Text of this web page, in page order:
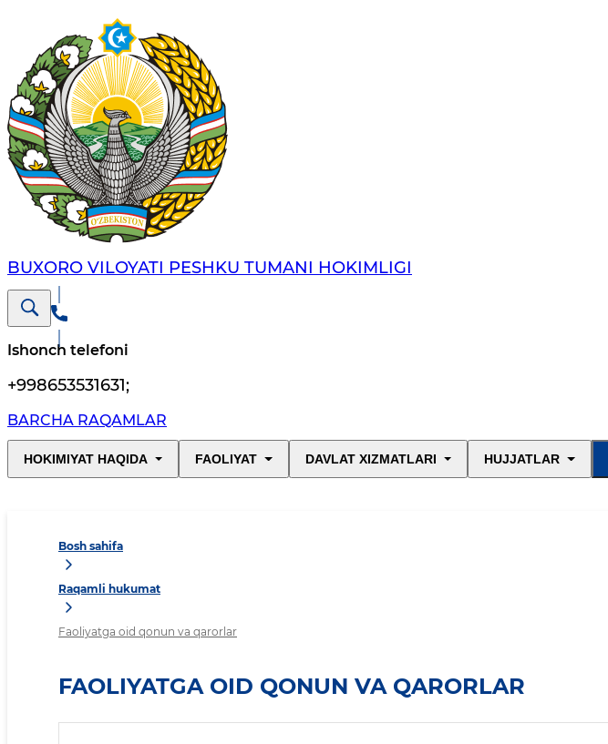
BUXORO VILOYATI PESHKU TUMANI HOKIMLIGI
Ishonch telefoni
+998653531631;
BARCHA RAQAMLAR
HOKIMIYAT HAQIDA FAOLIYAT DAVLAT XIZMATLARI HUJJATLAR
Bosh sahifa
Raqamli hukumat
Faoliyatga oid qonun va qarorlar
FAOLIYATGA OID QONUN VA QARORLAR